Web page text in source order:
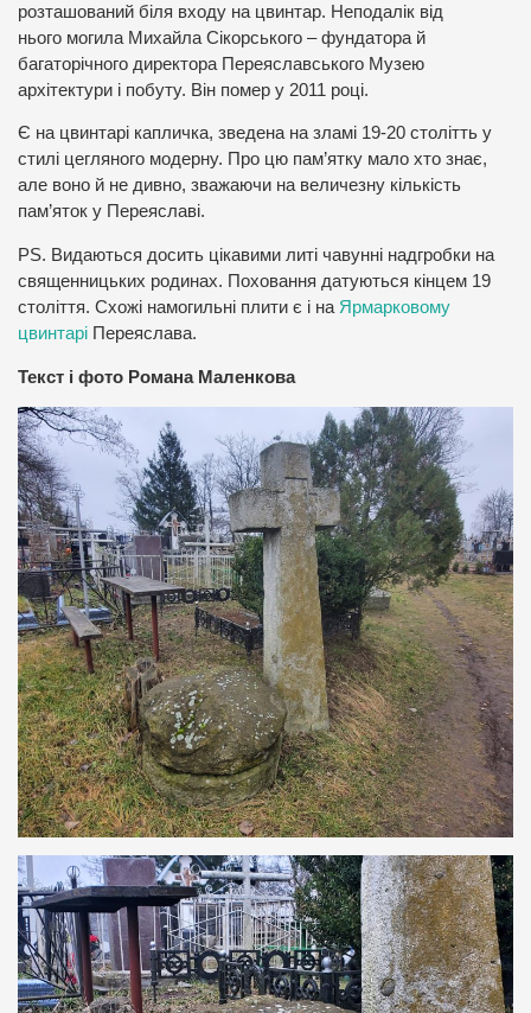
розташований біля входу на цвинтар. Неподалік від
нього могила Михайла Сікорського – фундатора й
багаторічного директора Переяславського Музею
архітектури і побуту. Він помер у 2011 році.
Є на цвинтарі капличка, зведена на зламі 19-20 столітть у
стилі цегляного модерну. Про цю пам’ятку мало хто знає,
але воно й не дивно, зважаючи на величезну кількість
пам’яток у Переяславі.
PS. Видаються досить цікавими литі чавунні надгробки на
священницьких родинах. Поховання датуються кінцем 19
століття. Схожі намогильні плити є і на Ярмарковому
цвинтарі Переяслава.
Текст і фото Романа Маленкова